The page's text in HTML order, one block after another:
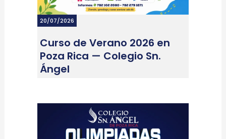
20/07/2026
Curso de Verano 2026 en
Poza Rica — Colegio Sn.
Ángel